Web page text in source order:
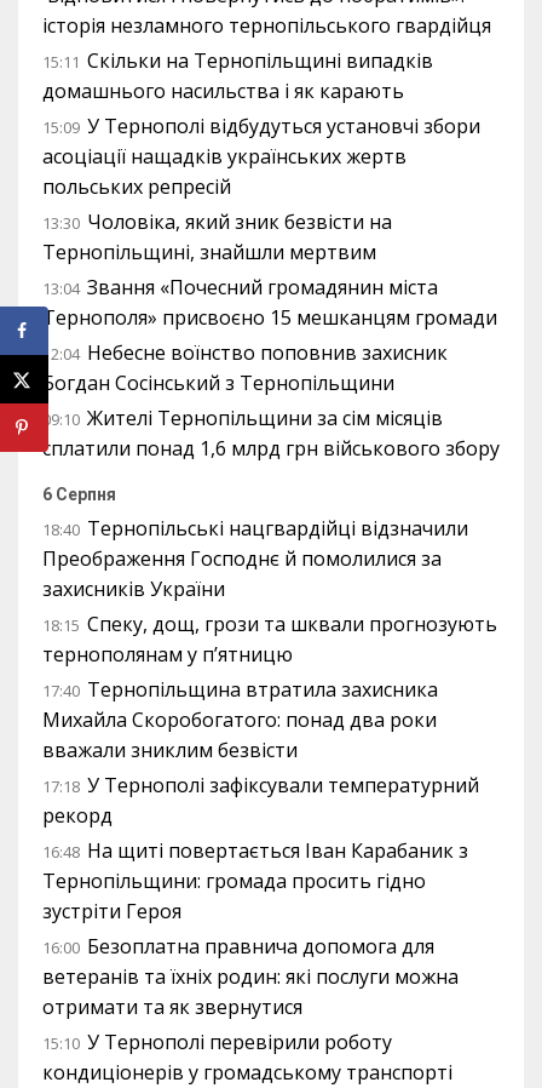
історія незламного тернопільського гвардійця
15:11 Скільки на Тернопільщині випадків
домашнього насильства і як карають
15:09 У Тернополі відбудуться установчі збори
асоціації нащадків українських жертв
польських репресій
13:30 Чоловіка, який зник безвісти на
Тернопільщині, знайшли мертвим
13:04 Звання «Почесний громадянин міста
Тернополя» присвоєно 15 мешканцям громади
12:04 Небесне воїнство поповнив захисник
Богдан Сосінський з Тернопільщини
09:10 Жителі Тернопільщини за сім місяців
сплатили понад 1,6 млрд грн військового збору
6 Серпня
18:40 Тернопільські нацгвардійці відзначили
Преображення Господнє й помолилися за
захисників України
18:15 Спеку, дощ, грози та шквали прогнозують
тернополянам у п’ятницю
17:40 Тернопільщина втратила захисника
Михайла Скоробогатого: понад два роки
вважали зниклим безвісти
17:18 У Тернополі зафіксували температурний
рекорд
16:48 На щиті повертається Іван Карабаник з
Тернопільщини: громада просить гідно
зустріти Героя
16:00 Безоплатна правнича допомога для
ветеранів та їхніх родин: які послуги можна
отримати та як звернутися
15:10 У Тернополі перевірили роботу
кондиціонерів у громадському транспорті